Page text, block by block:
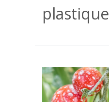
plastique